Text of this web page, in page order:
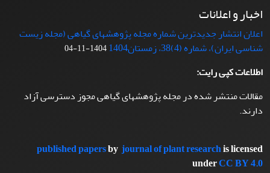
اخبار و اعلانات
اعلان انتشار جدیدترین شماره مجله پژوهشهای گیاهی (مجله زیست
شناسی ایران)، شماره (4)38، زمستان1404
1404-11-04
اطلاعات کپی رایت:
مقالات منتشر شده در مجله پژوهشهای گیاهی مجوز دسترسی آزاد
دارند.
published papersbyjournal of plant researchis licensed
underCC BY 4.0